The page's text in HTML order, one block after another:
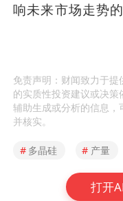
响未来市场走势的
免责声明：财闻致力于
的实质性投资建议或决
辅助生成或分析的信息
并核实。
# 多晶硅 # 产量
打开